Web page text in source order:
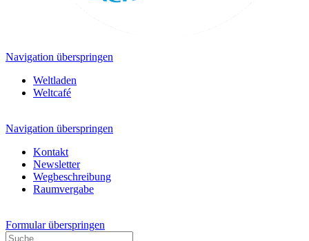
Navigation überspringen
Weltladen
Weltcafé
Navigation überspringen
Kontakt
Newsletter
Wegbeschreibung
Raumvergabe
Formular überspringen